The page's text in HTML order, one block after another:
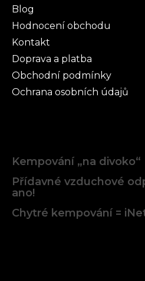
Blog
Hodnocení obchodu
Kontakt
Doprava a platba
Obchodní podmínky
Ochrana osobních údajů
Kempování „na divoko“
Přídavné vzduchové
ano!
Chytré kempování =